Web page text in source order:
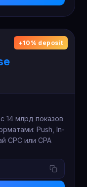
+10% deposit
14 млрд показов
Push, In-
CPC или CPA